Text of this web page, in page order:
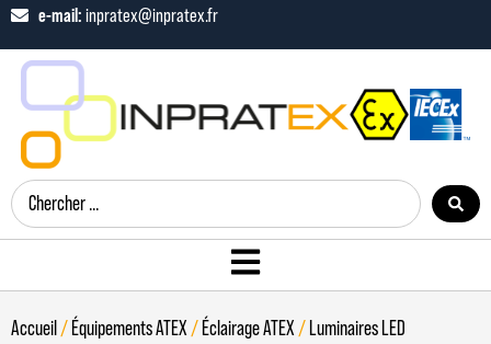
e-mail:inpratex@inpratex.fr
Accueil/Équipements ATEX /Éclairage ATEX /Luminaires LED